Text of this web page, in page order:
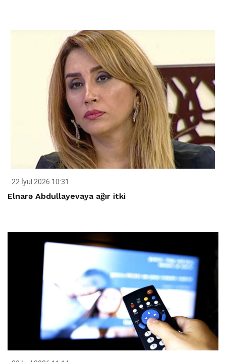
22 İyul 2026 10:31
Elnarə Abdullayevaya ağır itki